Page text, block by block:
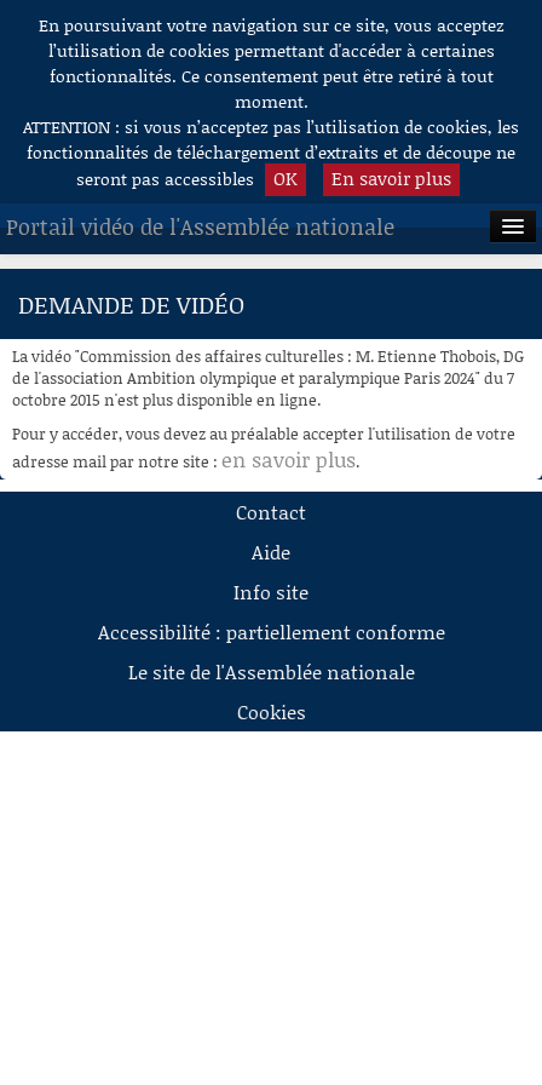
Aller au contenu
En poursuivant votre navigation sur ce site, vous acceptez
l’utilisation de cookies permettant d'accéder à certaines
fonctionnalités. Ce consentement peut être retiré à tout
moment.
ATTENTION : si vous n’acceptez pas l’utilisation de cookies, les
fonctionnalités de téléchargement d’extraits et de découpe ne
seront pas accessibles
OK En savoir plus
Portail vidéo de l'Assemblée nationale
ACCUEIL
À LA DEMANDE
RECHERCHE
AIDE À LA DÉCOUPE
DE VIDÉOS
DEMANDE DE VIDÉO
La vidéo "Commission des affaires culturelles : M. Etienne Thobois, DG
de l'association Ambition olympique et paralympique Paris 2024" du 7
octobre 2015 n'est plus disponible en ligne.
Pour y accéder, vous devez au préalable accepter l'utilisation de votre
adresse mail par notre site : en savoir plus.
Contact
Aide
Info site
Accessibilité : partiellement conforme
Le site de l'Assemblée nationale
Cookies